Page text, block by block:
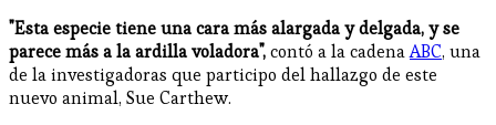
"Esta especie tiene una cara más alargada y delgada, y se
parece más a la ardilla voladora",contó a la cadenaABC, una
de la investigadoras que participo del hallazgo de este
nuevo animal, Sue Carthew.